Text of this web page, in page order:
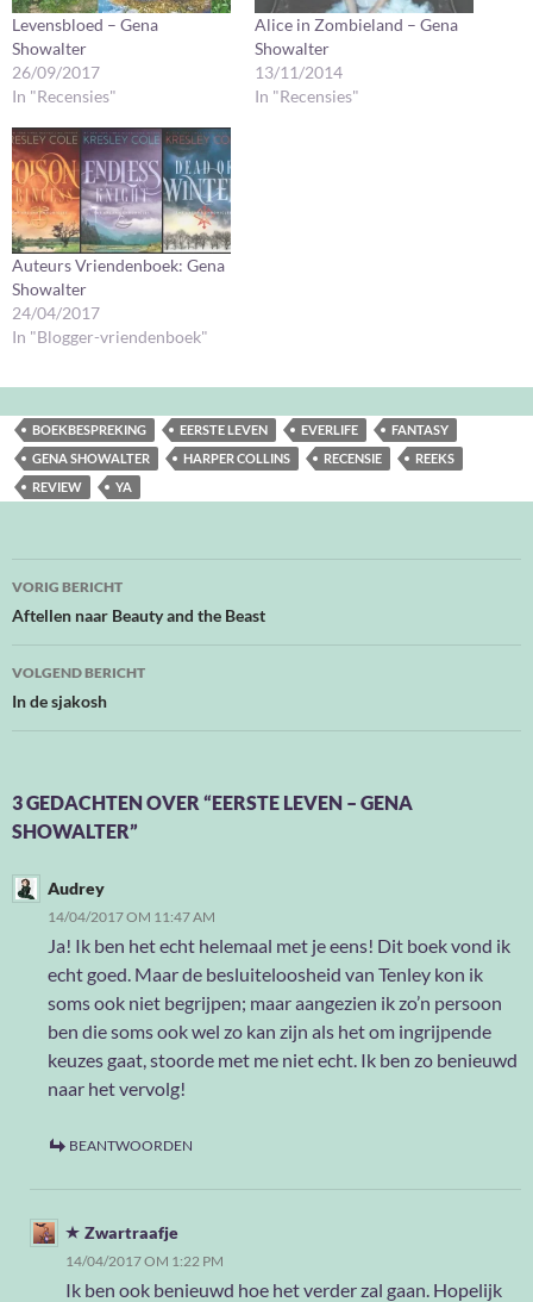
Levensbloed – Gena
Showalter
26/09/2017
In "Recensies"
Alice in Zombieland – Gena
Showalter
13/11/2014
In "Recensies"
Auteurs Vriendenboek: Gena
Showalter
24/04/2017
In "Blogger-vriendenboek"
BOEKBESPREKING EERSTE LEVEN EVERLIFE
FANTASY
GENA SHOWALTER
HARPER COLLINS RECENSIE
REEKS
REVIEW
YA
Bericht
navigatie
VORIG BERICHT
Aftellen naar Beauty and the Beast
VOLGEND BERICHT
In de sjakosh
3 GEDACHTEN OVER “EERSTE LEVEN – GENA
SHOWALTER”
Audrey
14/04/2017 OM 11:47 AM
Ja! Ik ben het echt helemaal met je eens! Dit boek vond ik
echt goed. Maar de besluiteloosheid van Tenley kon ik
soms ook niet begrijpen; maar aangezien ik zo’n persoon
ben die soms ook wel zo kan zijn als het om ingrijpende
keuzes gaat, stoorde met me niet echt. Ik ben zo benieuwd
naar het vervolg!
BEANTWOORDEN
Zwartraafje
14/04/2017 OM 1:22 PM
Ik ben ook benieuwd hoe het verder zal gaan. Hopelijk